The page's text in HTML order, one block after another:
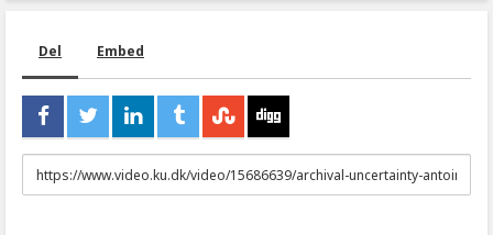
Del Embed
URL
to